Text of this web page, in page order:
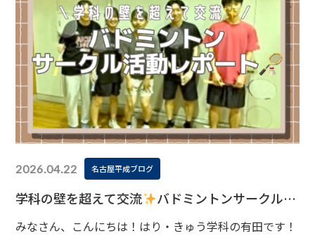
2026.04.22 名古屋平成ブログ
学科の壁を超えて交流
バドミントンサークル活
動レポート
みなさん、こんにちは！はり・きゅう学科の有田です！